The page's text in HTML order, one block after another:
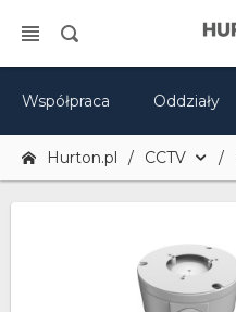
Współpraca Oddziały
Hurton.pl CCTV